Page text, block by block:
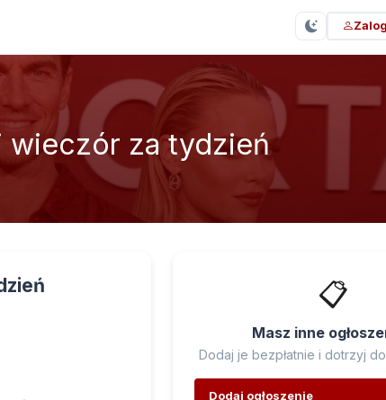
wieczór za tydzień
📋
Masz inne
Dodaj je bezpłatnie i dotrzyj
Dodaj ogłoszenie